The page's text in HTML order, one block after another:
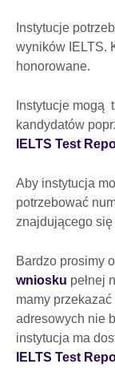
Instytucje
wyników IELTS.
honorowane.
Instytucje mogą
kandydatów
IELTS Test
Aby instytucja
potrzebować
znajdującego
Bardzo prosimy
wniosku pełnej
mamy
adresowych nie
instytucja ma
IELTS Test